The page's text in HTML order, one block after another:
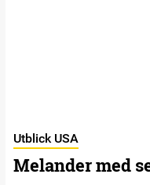
Utblick USA
Melander med